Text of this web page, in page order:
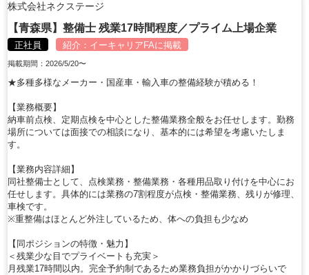
株式会社ネクステージ
【青森県】整備士 残業17時間程度／プライム上場企業
正社員 紹介： イーキャリアFAに掲載
掲載期間：2026/5/20〜
★多種多様なメーカー・国産車・輸入車の整備経験が積める！
【業務概要】
納車前点検、定期点検を中心とした整備業務全般をお任せします。勤務
場所については面接での相談になり、基本的には希望を考慮いたしま
す。
【業務内容詳細】
同社整備士として、点検業務・整備業務・各種用品取り付けを中心にお
任せします。具体的には業務の7割程度が点検・整備業務、残りが修理、
車検です。
※重整備はほとんど外注しているため、体への負担も少なめ
【同ポジションの特徴・魅力】
＜残業少な目でプライベートも充実＞
月残業17時間以内。完全予約制であるため業務負担がかかりづらいで